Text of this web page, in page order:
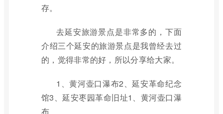
存。
去延安旅游景点是非常多的，下面
介绍三个延安的旅游景点是我曾经去过
的，觉得非常的好，所以分享给大家。
1、黄河壶口瀑布2、延安革命纪念
馆3、延安枣园革命旧址1、黄河壶口瀑
布